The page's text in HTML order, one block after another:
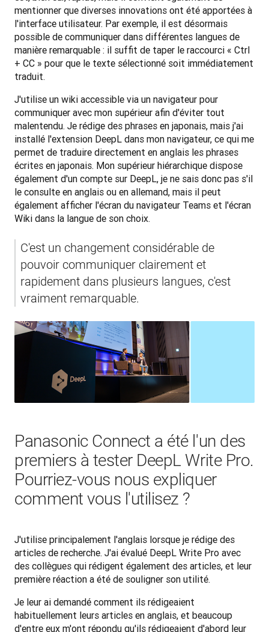
mentionner que diverses innovations ont été apportées à
l'interface utilisateur. Par exemple, il est désormais
possible de communiquer dans différentes langues de
manière remarquable : il suffit de taper le raccourci « Ctrl
+ CC » pour que le texte sélectionné soit immédiatement
traduit.
J'utilise un wiki accessible via un navigateur pour
communiquer avec mon supérieur afin d'éviter tout
malentendu. Je rédige des phrases en japonais, mais j'ai
installé l'extension DeepL dans mon navigateur, ce qui me
permet de traduire directement en anglais les phrases
écrites en japonais. Mon supérieur hiérarchique dispose
également d'un compte sur DeepL, je ne sais donc pas s'il
le consulte en anglais ou en allemand, mais il peut
également afficher l'écran du navigateur Teams et l'écran
Wiki dans la langue de son choix.
C'est un changement considérable de
pouvoir communiquer clairement et
rapidement dans plusieurs langues, c'est
vraiment remarquable.
Panasonic Connect a été l'un des
premiers à tester DeepL Write Pro.
Pourriez-vous nous expliquer
comment vous l'utilisez ?
J'utilise principalement l'anglais lorsque je rédige des
articles de recherche. J'ai évalué DeepL Write Pro avec
des collègues qui rédigent également des articles, et leur
première réaction a été de souligner son utilité.
Je leur ai demandé comment ils rédigeaient
habituellement leurs articles en anglais, et beaucoup
d'entre eux m'ont répondu qu'ils rédigeaient d'abord leur